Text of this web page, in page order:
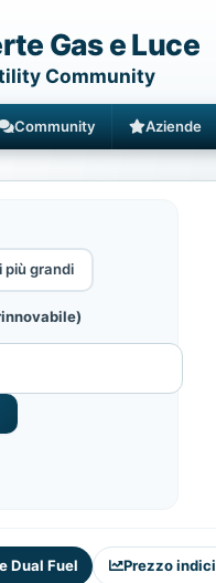
Gas e Luce
Community
Community Aziende
più grandi
Dual Fuel Prezzo